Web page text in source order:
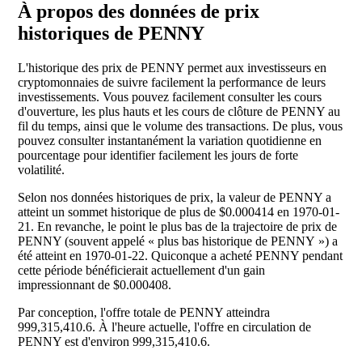
À propos des données de prix
historiques de PENNY
L'historique des prix de PENNY permet aux investisseurs en
cryptomonnaies de suivre facilement la performance de leurs
investissements. Vous pouvez facilement consulter les cours
d'ouverture, les plus hauts et les cours de clôture de PENNY au
fil du temps, ainsi que le volume des transactions. De plus, vous
pouvez consulter instantanément la variation quotidienne en
pourcentage pour identifier facilement les jours de forte
volatilité.
Selon nos données historiques de prix, la valeur de PENNY a
atteint un sommet historique de plus de $0.000414 en 1970-01-
21. En revanche, le point le plus bas de la trajectoire de prix de
PENNY (souvent appelé « plus bas historique de PENNY ») a
été atteint en 1970-01-22. Quiconque a acheté PENNY pendant
cette période bénéficierait actuellement d'un gain
impressionnant de $0.000408.
Par conception, l'offre totale de PENNY atteindra
999,315,410.6. À l'heure actuelle, l'offre en circulation de
PENNY est d'environ 999,315,410.6.